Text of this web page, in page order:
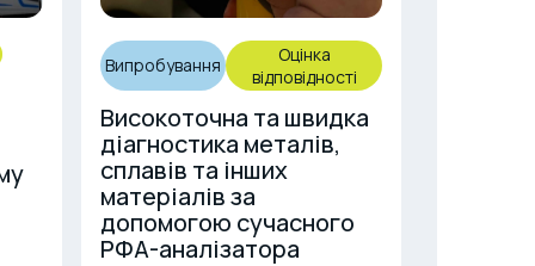
Випробування
Оцінка
відповідності
Високоточна та швидка
діагностика металів,
сплавів та інших
матеріалів за
допомогою сучасного
РФА-аналізатора